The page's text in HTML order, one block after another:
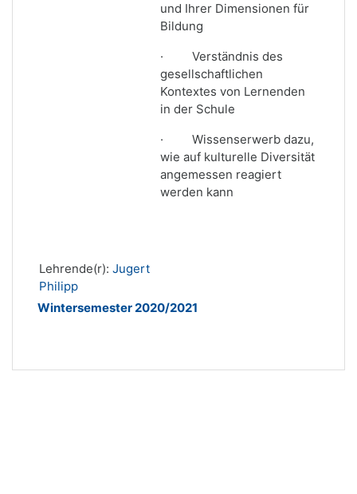
und Ihrer Dimensionen für
Bildung
· Verständnis des
gesellschaftlichen
Kontextes von Lernenden
in der Schule
· Wissenserwerb dazu,
wie auf kulturelle Diversität
angemessen reagiert
werden kann
Lehrende(r): Jugert
Philipp
Wintersemester 2020/2021